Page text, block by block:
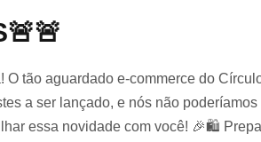
O tão aguardado e-commerce do
a ser lançado, e nós não poderíamos
essa novidade com você! 🎉🛍️